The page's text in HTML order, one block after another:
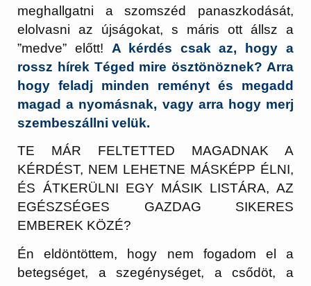
meghallgatni a szomszéd panaszkodását,
elolvasni az újságokat, s máris ott állsz a
”medve” előtt! A kérdés csak az, hogy a
rossz hírek Téged mire ösztönöznek? Arra
hogy feladj minden reményt és megadd
magad a nyomásnak, vagy arra hogy merj
szembeszállni velük.
TE MÁR FELTETTED MAGADNAK A
KÉRDÉST, NEM LEHETNE MÁSKÉPP ÉLNI,
ÉS ÁTKERÜLNI EGY MÁSIK LISTÁRA, AZ
EGÉSZSÉGES GAZDAG SIKERES
EMBEREK KÖZÉ?
Én eldöntöttem, hogy nem fogadom el a
betegséget, a szegénységet, a csődöt, a